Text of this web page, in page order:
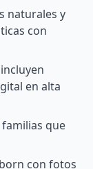
naturales y
con
en alta
que
con fotos